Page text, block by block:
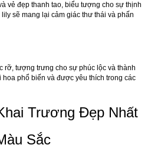
vẻ đẹp thanh tao, biểu tượng cho sự thịnh
sẽ mang lại cảm giác thư thái và phấn
rỡ, tượng trưng cho sự phúc lộc và thành
phổ biến và được yêu thích trong các
Trương Đẹp Nhất
Sắc